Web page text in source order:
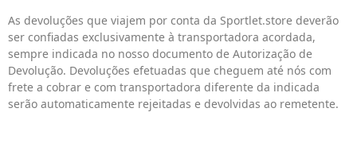
As devoluções que viajem por conta da Sportlet.store deverão
ser confiadas exclusivamente à transportadora acordada,
sempre indicada no nosso documento de Autorização de
Devolução. Devoluções efetuadas que cheguem até nós com
frete a cobrar e com transportadora diferente da indicada
serão automaticamente rejeitadas e devolvidas ao remetente.